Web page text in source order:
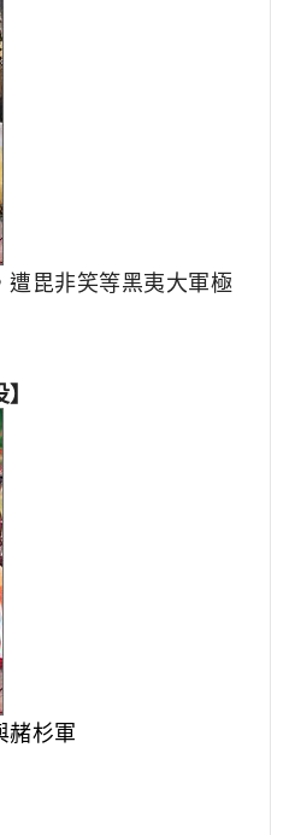
遭毘非笑等黑夷大軍極
赭杉軍